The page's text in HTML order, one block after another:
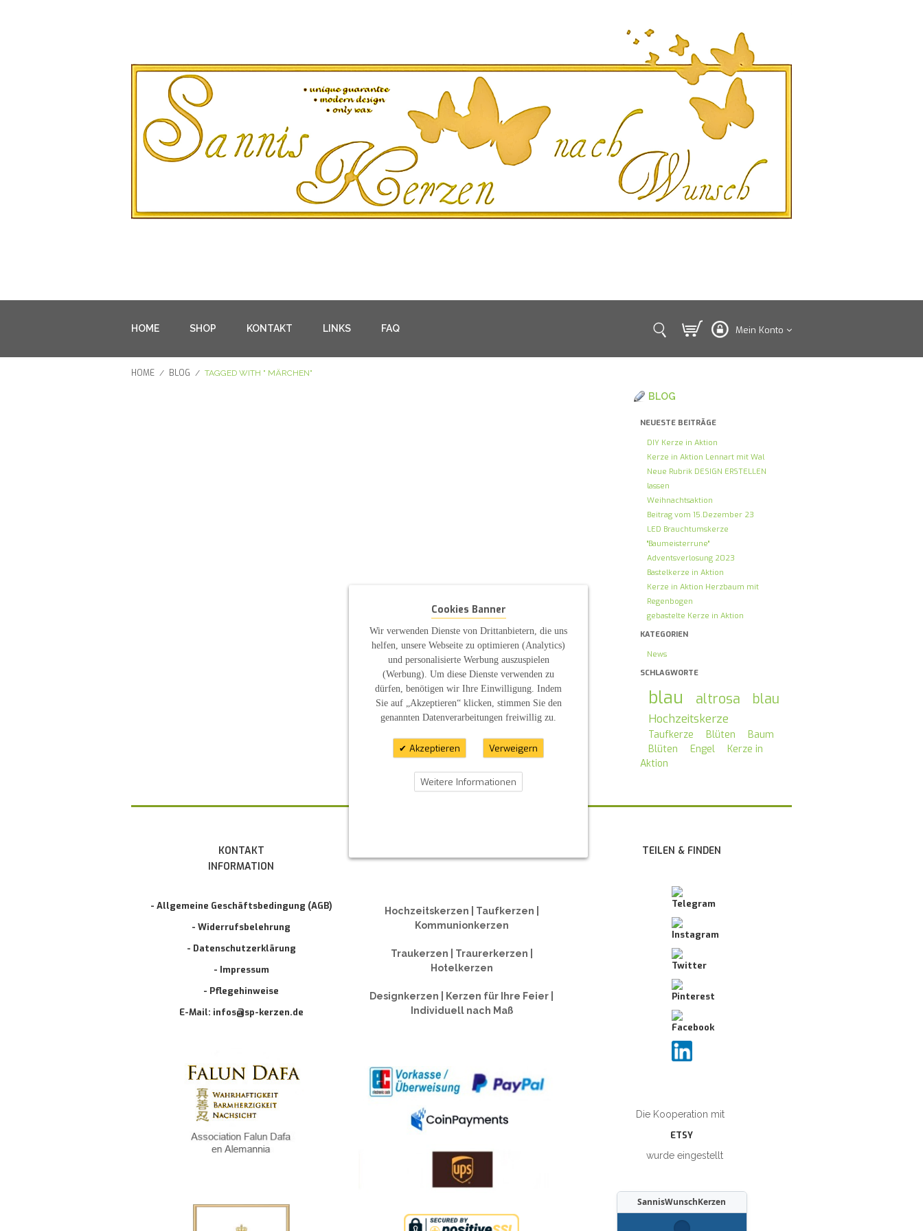
Mein Konto
HOME SHOP KONTAKT LINKS FAQ
HOME / BLOG / TAGGED WITH " MÄRCHEN"
BLOG
NEUESTE BEITRÄGE
DIY Kerze in Aktion
Kerze in Aktion Lennart mit Wal
Neue Rubrik DESIGN ERSTELLEN
lassen
Weihnachtsaktion
Beitrag vom 15.Dezember 23
LED Brauchtumskerze
"Baumeisterrune"
Adventsverlosung 2023
Bastelkerze in Aktion
Kerze in Aktion Herzbaum mit
Regenbogen
gebastelte Kerze in Aktion
KATEGORIEN
News
SCHLAGWORTE
blau altrosa blau
Hochzeitskerze
Taufkerze Blüten
Baum
Blüten
Engel
Kerze in
Aktion
KONTAKT
INFORMATION
- Allgemeine Geschäftsbedingung (AGB)
- Widerrufsbelehrung
- Datenschutzerklärung
- Impressum
- Pflegehinweise
E-Mail: infos@sp-kerzen.de
Hochzeitskerzen | Taufkerzen |
Kommunionkerzen
Traukerzen | Traurerkerzen |
Hotelkerzen
Designkerzen | Kerzen für Ihre Feier |
Individuell nach Maß
TEILEN & FINDEN
Die Kooperation mit
ETSY
wurde eingestellt
SannisWunschKerzen
Cookies Banner
Wir verwenden Dienste von Drittanbietern, die uns
helfen, unsere Webseite zu optimieren (Analytics)
und personalisierte Werbung auszuspielen
(Werbung). Um diese Dienste verwenden zu
dürfen, benötigen wir Ihre Einwilligung. Indem
Sie auf „Akzeptieren“ klicken, stimmen Sie den
genannten Datenverarbeitungen freiwillig zu.
Akzeptieren Verweigern
Weitere Informationen